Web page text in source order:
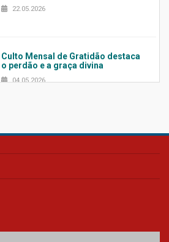
22.05.2026
Culto Mensal de Gratidão destaca
o perdão e a graça divina
04.05.2026
Confira como foi o culto mensal